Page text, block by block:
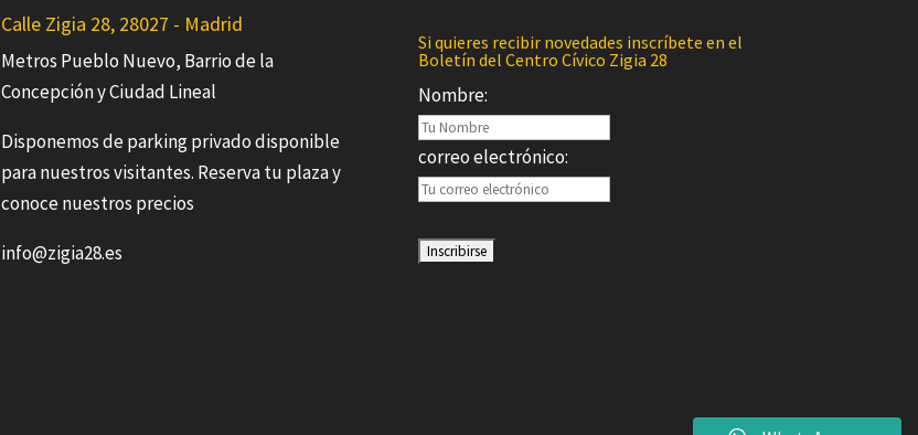
Calle Zigia 28, 28027 - Madrid
Metros Pueblo Nuevo, Barrio de la
Concepción y Ciudad Lineal
Disponemos de parking privado disponible
para nuestros visitantes. Reserva tu plaza y
conoce nuestros precios
info@zigia28.es
Si quieres recibir novedades inscríbete en el
Boletín del Centro Cívico Zigia 28
Nombre:
correo electrónico: